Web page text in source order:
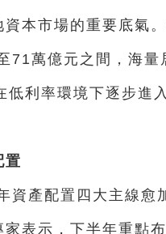
本市場的重要底氣
71萬億元之間，海量
利率環境下逐步進
置
產配置四大主線愈
表示，下半年重點